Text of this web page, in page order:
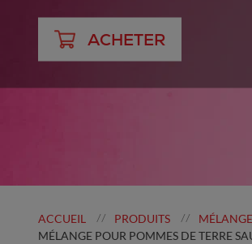
ACHETER
ACCUEIL // PRODUITS //
MÉLANGE POUR POMMES DE TERRE